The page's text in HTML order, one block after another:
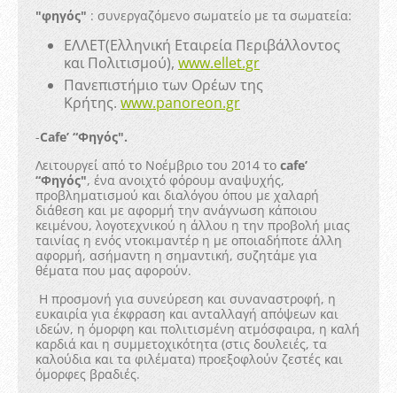
"φηγός" : συνεργαζόμενο σωματείο με τα σωματεία:
ΕΛΛΕΤ(Ελληνική Εταιρεία Περιβάλλοντος
και Πολιτισμού), www.ellet.gr
Πανεπιστήμιο των Ορέων της
Κρήτης. www.panoreon.gr
-Cafe’ “Φηγός".
Λειτουργεί από το Νοέμβριο του 2014 το cafe’
“Φηγός", ένα ανοιχτό φόρουμ αναψυχής,
προβληματισμού και διαλόγου όπου με χαλαρή
διάθεση και με αφορμή την ανάγνωση κάποιου
κειμένου, λογοτεχνικού η άλλου η την προβολή μιας
ταινίας η ενός ντοκιμαντέρ η με οποιαδήποτε άλλη
αφορμή, ασήμαντη η σημαντική, συζητάμε για
θέματα που μας αφορούν.
Η προσμονή για συνεύρεση και συναναστροφή, η
ευκαιρία για έκφραση και ανταλλαγή απόψεων και
ιδεών, η όμορφη και πολιτισμένη ατμόσφαιρα, η καλή
καρδιά και η συμμετοχικότητα (στις δουλειές, τα
καλούδια και τα φιλέματα) προεξοφλούν ζεστές και
όμορφες βραδιές.